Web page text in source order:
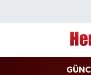
Sakarya Trafik
Süper Lig Puan